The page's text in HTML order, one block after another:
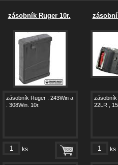
zásobník Ruger 10r.
zásobník Ruger . 243Win a
. 308Win. 10r.
ks
zásobník
22LR ,
ks